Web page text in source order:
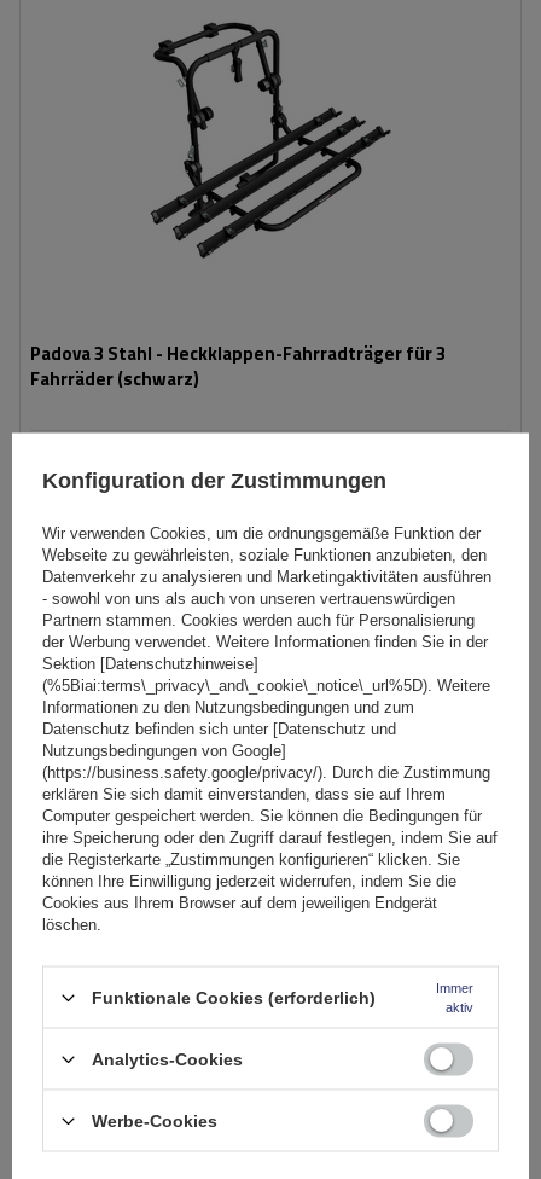
Padova 3 Stahl - Heckklappen-Fahrradträger für 3
Fahrräder (schwarz)
universelles Montagesystem
kompatibel mit allen Karosseriearten
139,99 € inkl. MwSt
Niedrigster Preis in 30 Tagen vor Rabatt:166,99 €-16%
Große Menge verfügbar
Wir versenden schon am 11. August
In den
Warenkorb
SONDERANGEBOT
Peruzzo Firenze 2 E-Bike – Heckklappen-Fahrradträger
Fassungsvermögen: Fahrräder:
2
Maximales Fahrradgewicht:
22,5 kg
Nutzlast der Haltebügel:
45 kg
kompatibel mit Elektrofahrrädern
Aluminiumkonstruktion
174,99 €
Niedrigster Preis in 30 Tagen vor Rabatt:
Konfiguration der Zustimmungen
Wir verwenden Cookies, um die ordnungsgemäße Funktion der
Webseite zu gewährleisten, soziale Funktionen anzubieten, den
Datenverkehr zu analysieren und Marketingaktivitäten ausführen
- sowohl von uns als auch von unseren vertrauenswürdigen
Partnern stammen. Cookies werden auch für Personalisierung
der Werbung verwendet. Weitere Informationen finden Sie in der
Sektion [Datenschutzhinweise]
(%5Biai:terms\_privacy\_and\_cookie\_notice\_url%5D). Weitere
Informationen zu den Nutzungsbedingungen und zum
Datenschutz befinden sich unter [Datenschutz und
Nutzungsbedingungen von Google]
(https://business.safety.google/privacy/). Durch die Zustimmung
erklären Sie sich damit einverstanden, dass sie auf Ihrem
Computer gespeichert werden. Sie können die Bedingungen für
ihre Speicherung oder den Zugriff darauf festlegen, indem Sie auf
die Registerkarte „Zustimmungen konfigurieren“ klicken. Sie
können Ihre Einwilligung jederzeit widerrufen, indem Sie die
Cookies aus Ihrem Browser auf dem jeweiligen Endgerät
löschen.
Funktionale Cookies (erforderlich)
Immer
aktiv
Analytics-Cookies
Werbe-Cookies